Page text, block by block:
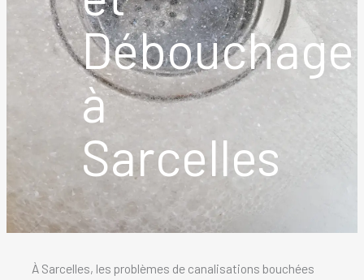
Débouchage
à
Sarcelles
À Sarcelles, les problèmes de canalisations bouchées